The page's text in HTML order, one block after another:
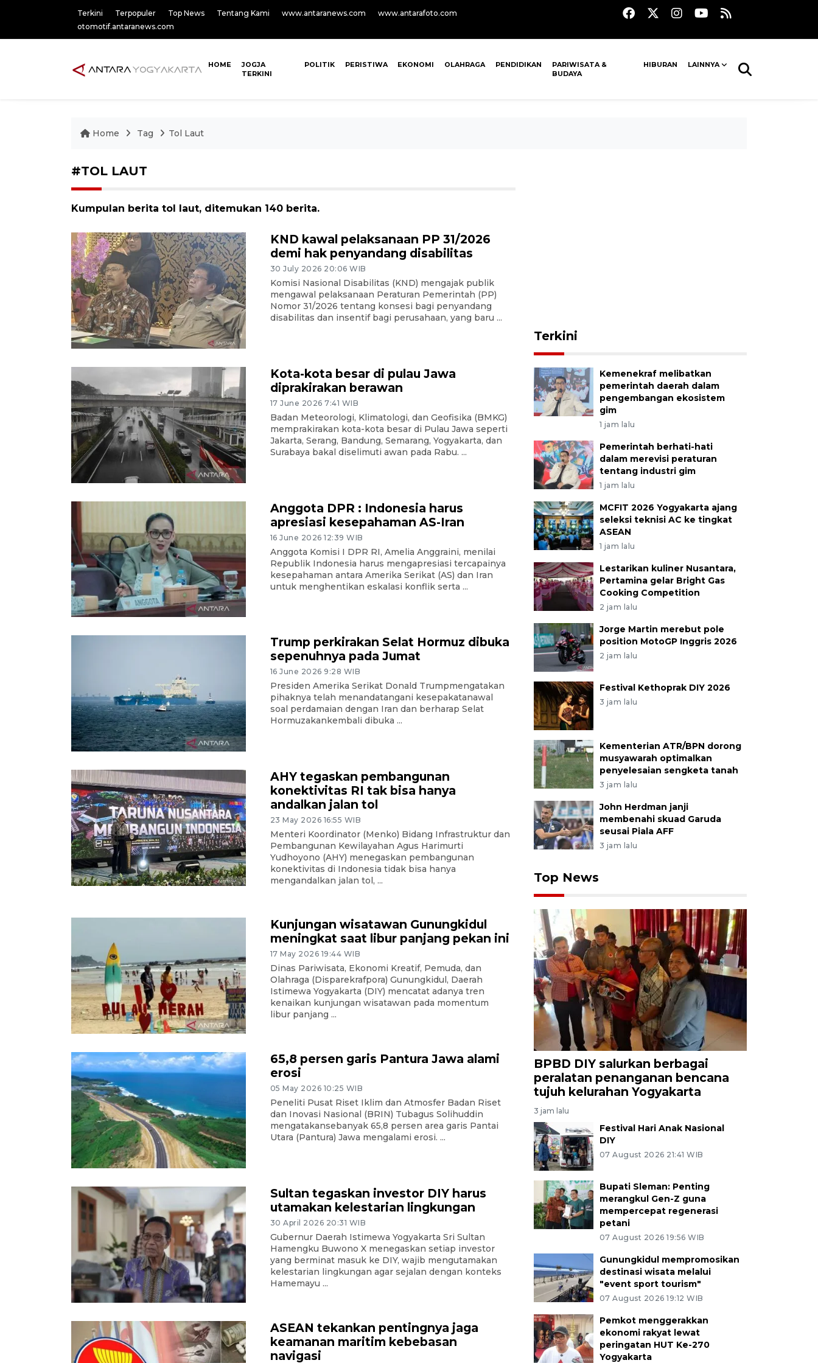
Terkini Terpopuler Top News Tentang Kami www.antaranews.com
www.antarafoto.com
otomotif.antaranews.com
HOME
JOGJA
TERKINI
POLITIK PERISTIWA EKONOMI OLAHRAGA PENDIDIKAN
PARIWISATA &
BUDAYA
HIBURAN LAINNYA
Home Tag Tol Laut
#TOL LAUT
Kumpulan berita tol laut, ditemukan 140 berita.
KND kawal pelaksanaan PP 31/2026
demi hak penyandang disabilitas
30 July 2026 20:06 WIB
Komisi Nasional Disabilitas (KND) mengajak publik
mengawal pelaksanaan Peraturan Pemerintah (PP)
Nomor 31/2026 tentang konsesi bagi penyandang
disabilitas dan insentif bagi perusahaan, yang baru ...
Kota-kota besar di pulau Jawa
diprakirakan berawan
17 June 2026 7:41 WIB
Badan Meteorologi, Klimatologi, dan Geofisika (BMKG)
memprakirakan kota-kota besar di Pulau Jawa seperti
Jakarta, Serang, Bandung, Semarang, Yogyakarta, dan
Surabaya bakal diselimuti awan pada Rabu. ...
Anggota DPR : Indonesia harus
apresiasi kesepahaman AS-Iran
16 June 2026 12:39 WIB
Anggota Komisi I DPR RI, Amelia Anggraini, menilai
Republik Indonesia harus mengapresiasi tercapainya
kesepahaman antara Amerika Serikat (AS) dan Iran
untuk menghentikan eskalasi konflik serta ...
Trump perkirakan Selat Hormuz dibuka
sepenuhnya pada Jumat
16 June 2026 9:28 WIB
Presiden Amerika Serikat Donald Trumpmengatakan
pihaknya telah menandatangani kesepakatanawal
soal perdamaian dengan Iran dan berharap Selat
Hormuzakankembali dibuka ...
AHY tegaskan pembangunan
konektivitas RI tak bisa hanya
andalkan jalan tol
23 May 2026 16:55 WIB
Menteri Koordinator (Menko) Bidang Infrastruktur dan
Pembangunan Kewilayahan Agus Harimurti
Yudhoyono (AHY) menegaskan pembangunan
konektivitas di Indonesia tidak bisa hanya
mengandalkan jalan tol, ...
Kunjungan wisatawan Gunungkidul
meningkat saat libur panjang pekan ini
17 May 2026 19:44 WIB
Dinas Pariwisata, Ekonomi Kreatif, Pemuda, dan
Olahraga (Disparekrafpora) Gunungkidul, Daerah
Istimewa Yogyakarta (DIY) mencatat adanya tren
kenaikan kunjungan wisatawan pada momentum
libur panjang ...
65,8 persen garis Pantura Jawa alami
erosi
05 May 2026 10:25 WIB
Peneliti Pusat Riset Iklim dan Atmosfer Badan Riset
dan Inovasi Nasional (BRIN) Tubagus Solihuddin
mengatakansebanyak 65,8 persen area garis Pantai
Utara (Pantura) Jawa mengalami erosi. ...
Sultan tegaskan investor DIY harus
utamakan kelestarian lingkungan
30 April 2026 20:31 WIB
Gubernur Daerah Istimewa Yogyakarta Sri Sultan
Hamengku Buwono X menegaskan setiap investor
yang berminat masuk ke DIY, wajib mengutamakan
kelestarian lingkungan agar sejalan dengan konteks
Hamemayu ...
ASEAN tekankan pentingnya jaga
keamanan maritim kebebasan
navigasi
Terkini
Kemenekraf melibatkan
pemerintah daerah dalam
pengembangan ekosistem
gim
1 jam lalu
Pemerintah berhati-hati
dalam merevisi peraturan
tentang industri gim
1 jam lalu
MCFIT 2026 Yogyakarta ajang
seleksi teknisi AC ke tingkat
ASEAN
1 jam lalu
Lestarikan kuliner Nusantara,
Pertamina gelar Bright Gas
Cooking Competition
2 jam lalu
Jorge Martin merebut pole
position MotoGP Inggris 2026
2 jam lalu
Festival Kethoprak DIY 2026
3 jam lalu
Kementerian ATR/BPN dorong
musyawarah optimalkan
penyelesaian sengketa tanah
3 jam lalu
John Herdman janji
membenahi skuad Garuda
seusai Piala AFF
3 jam lalu
Top News
BPBD DIY salurkan berbagai
peralatan penanganan bencana
tujuh kelurahan Yogyakarta
3 jam lalu
Festival Hari Anak Nasional
DIY
07 August 2026 21:41 WIB
Bupati Sleman: Penting
merangkul Gen-Z guna
mempercepat regenerasi
petani
07 August 2026 19:56 WIB
Gunungkidul mempromosikan
destinasi wisata melalui
"event sport tourism"
07 August 2026 19:12 WIB
Pemkot menggerakkan
ekonomi rakyat lewat
peringatan HUT Ke-270
Yogyakarta